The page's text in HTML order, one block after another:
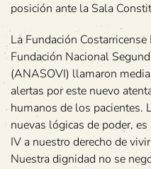
posición ante la Sala
La Fundación
Fundación Nacional
(ANASOVI) llamaron
alertas por este nuevo
humanos de los pacientes.
nuevas lógicas de poder,
IV a nuestro derecho de
Nuestra dignidad no se